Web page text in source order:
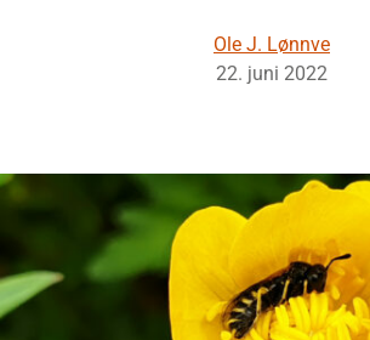
Ole J. Lønnve
22. juni 2022